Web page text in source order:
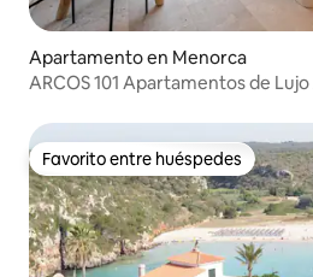
Apartamento en Menorca
ARCOS 101 Apartamentos de
Favorito entre huéspedes
Favorito entre huéspedes